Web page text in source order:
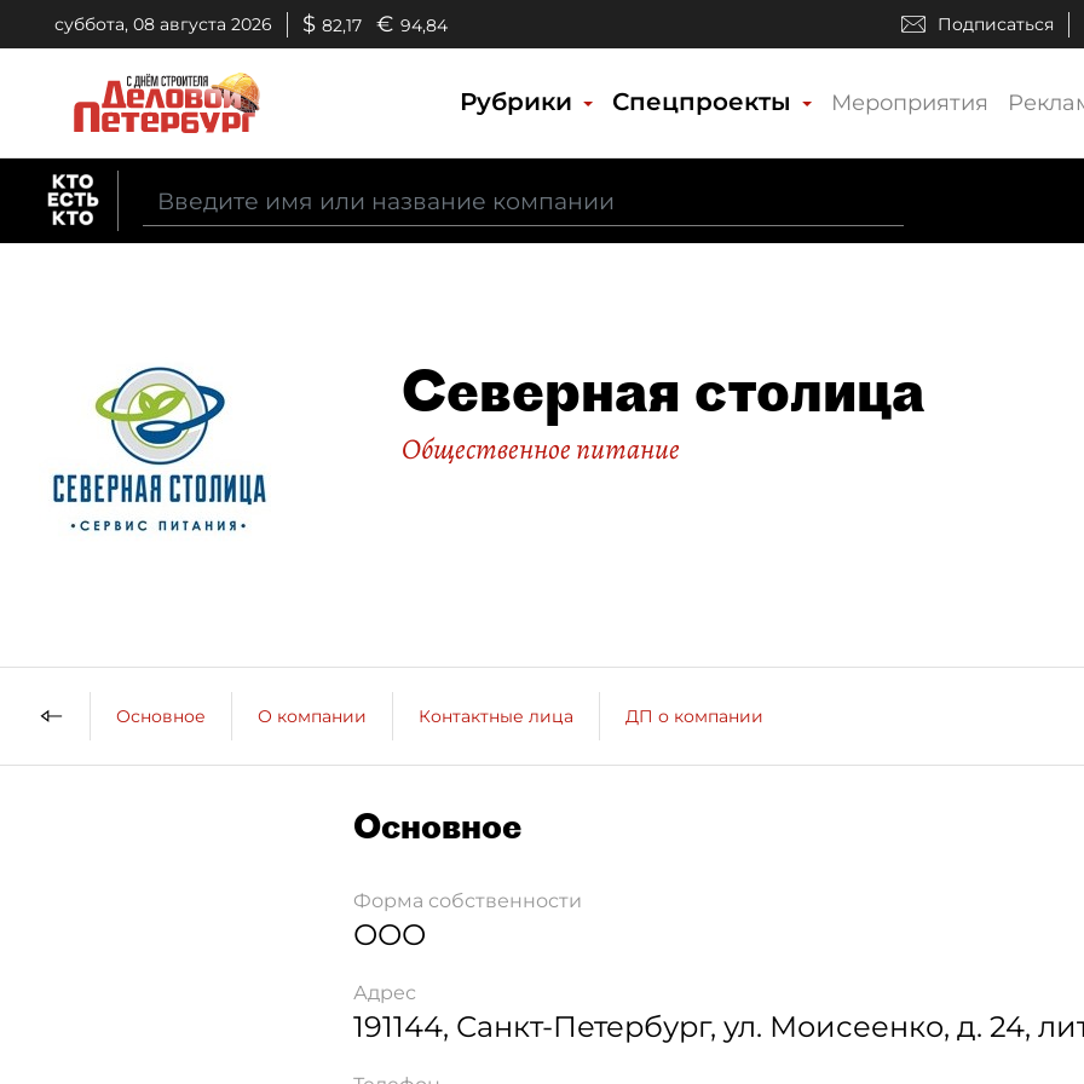
суббота, 08 августа 2026 $ 82,17 € 94,84 Подписаться
Рубрики Спецпроекты Мероприятия
Северная столица
Общественное питание
Основное О компании Контактные лица ДП о компании
Основное
Форма собственности
ООО
Адрес
191144, Санкт-Петербург, ул. Моисеенко, д. 24,